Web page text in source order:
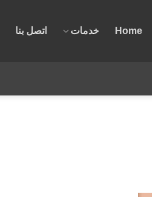
Home خدمات اتصل بنا